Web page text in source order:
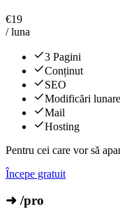
€19
/ luna
3 Pagini
Conținut
SEO
Modificări lunare
Mail
Hosting
Pentru cei care vor să
Începe gratuit
➜ /pro